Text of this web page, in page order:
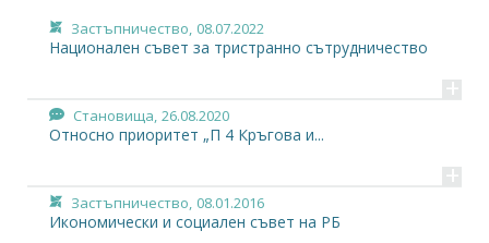
Застъпничество, 08.07.2022
Национален съвет за тристранно сътрудничество
+
Становища, 26.08.2020
Относно приоритет „П 4 Кръгова и...
+
Застъпничество, 08.01.2016
Икономически и социален съвет на РБ